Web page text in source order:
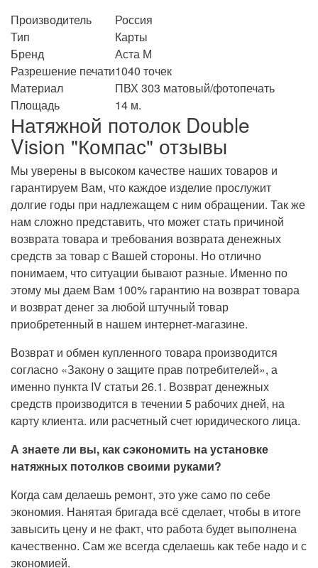
Производитель
Россия
Тип
Карты
Бренд
Аста М
Разрешение печати1040 точек
Материал
ПВХ 303 матовый/фотопечать
Площадь
14 м.
Натяжной потолок Double
Vision "Компас" отзывы
Мы уверены в высоком качестве наших товаров и
гарантируем Вам, что каждое изделие прослужит
долгие годы при надлежащем с ним обращении. Так же
нам сложно представить, что может стать причиной
возврата товара и требования возврата денежных
средств за товар с Вашей стороны. Но отлично
понимаем, что ситуации бывают разные. Именно по
этому мы даем Вам 100% гарантию на возврат товара
и возврат денег за любой штучный товар
приобретенный в нашем интернет-магазине.
Возврат и обмен купленного товара производится
согласно «Закону о защите прав потребителей», а
именно пункта IV статьи 26.1. Возврат денежных
средств производится в течении 5 рабочих дней, на
карту клиента. или расчетный счет юридического лица.
А знаете ли вы, как сэкономить на установке
натяжных потолков своими руками?
Когда сам делаешь ремонт, это уже само по себе
экономия. Нанятая бригада всё сделает, чтобы в итоге
завысить цену и не факт, что работа будет выполнена
качественно. Сам же всегда сделаешь как тебе надо и с
экономией.